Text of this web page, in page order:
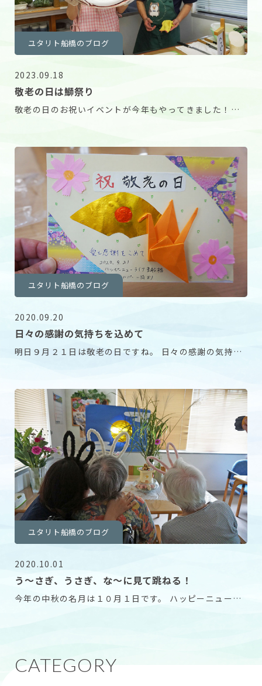
ユタリト船橋のブログ
2023.09.18
敬老の日は鰤祭り
敬老の日のお祝いイベントが今年もやってきました！！
ユタリト船橋のブログ
2020.09.20
日々の感謝の気持ちを込めて
明日９月２１日は敬老の日ですね。 日々の感謝の気持ち
ユタリト船橋のブログ
2020.10.01
う〜さぎ、うさぎ、な〜に見て跳ねる！
今年の中秋の名月は１０月１日です。 ハッピーニューラ